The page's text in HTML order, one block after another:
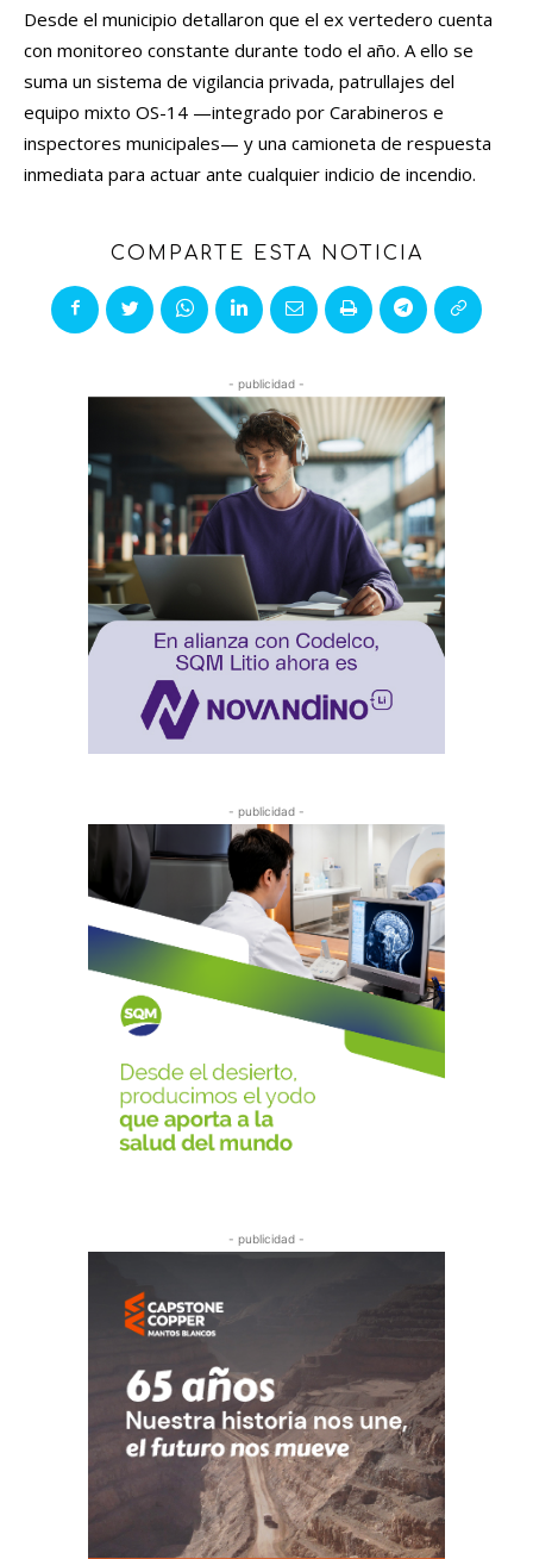
Desde el municipio detallaron que el ex vertedero cuenta
con monitoreo constante durante todo el año. A ello se
suma un sistema de vigilancia privada, patrullajes del
equipo mixto OS-14 —integrado por Carabineros e
inspectores municipales— y una camioneta de respuesta
inmediata para actuar ante cualquier indicio de incendio.
COMPARTE ESTA NOTICIA
- publicidad -
- publicidad -
- publicidad -